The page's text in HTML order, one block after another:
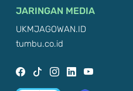
JARINGAN MEDIA
UKMJAGOWAN.ID
tumbu.co.id